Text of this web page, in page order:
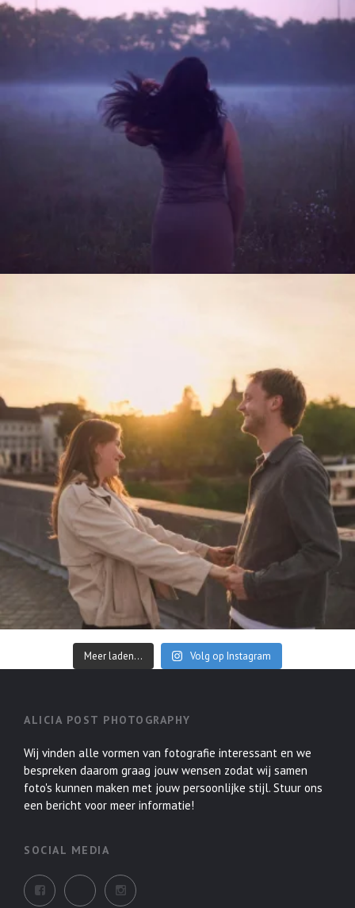
Meer laden... Volg op Instagram
ALICIA POST PHOTOGRAPHY
Wij vinden alle vormen van fotografie interessant en we
bespreken daarom graag jouw wensen zodat wij samen
foto's kunnen maken met jouw persoonlijke stijl. Stuur ons
een bericht voor meer informatie!
SOCIAL MEDIA